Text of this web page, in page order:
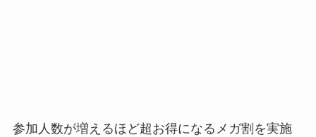
参加人数が増えるほど超お得になるメガ割を実施